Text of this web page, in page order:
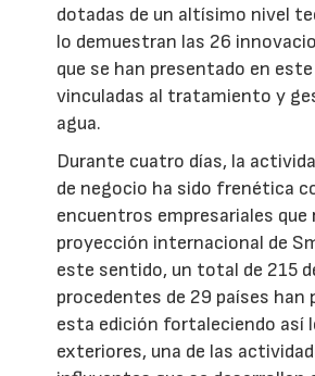
dotadas de un altísimo nivel
lo demuestran las 26
que se han presentado en
vinculadas al tratamiento y
agua.
Durante cuatro días, la
de negocio ha sido frenética
encuentros empresariales que
proyección internacional de
este sentido, un total de 215
procedentes de 29 países han
esta edición fortaleciendo así
exteriores, una de las